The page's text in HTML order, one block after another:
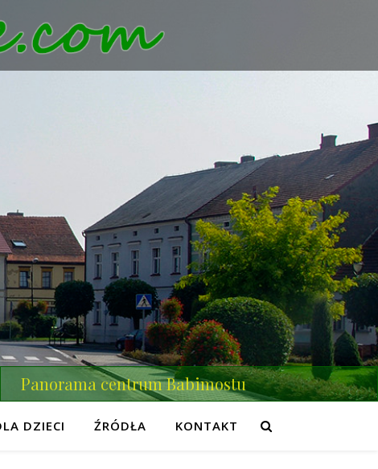
Panorama centrum Babimostu
DZIECI ŹRÓDŁA KONTAKT